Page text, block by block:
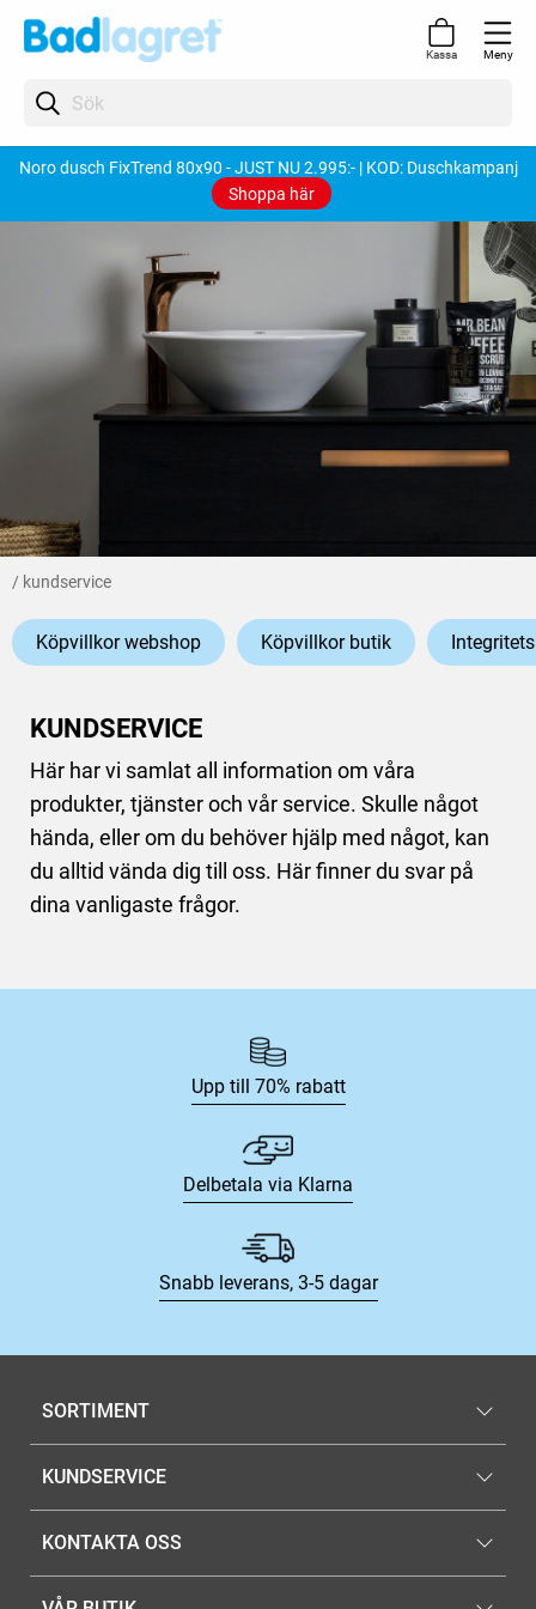
Kassa Meny
Noro dusch FixTrend 80x90 - JUST NU 2.995:- | KOD: Duschkampanj
Shoppa här
kundservice
Köpvillkor webshop Köpvillkor butik
KUNDSERVICE
Här har vi samlat all information om våra
produkter, tjänster och vår service. Skulle något
hända, eller om du behöver hjälp med något, kan
du alltid vända dig till oss. Här finner du svar på
dina vanligaste frågor.
Upp till 70% rabatt
Delbetala via Klarna
Snabb leverans, 3-5 dagar
SORTIMENT
KUNDSERVICE
KONTAKTA OSS